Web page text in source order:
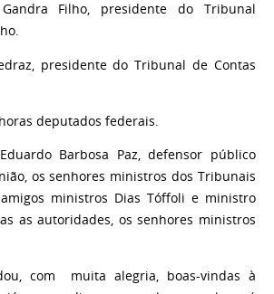
Filho, presidente do Tribunal
presidente do Tribunal de Contas
deputados federais.
Barbosa Paz, defensor público
os senhores ministros dos Tribunais
ministros Dias Tóffoli e ministro
as autoridades, os senhores ministros
com muita alegria, boas-vindas à